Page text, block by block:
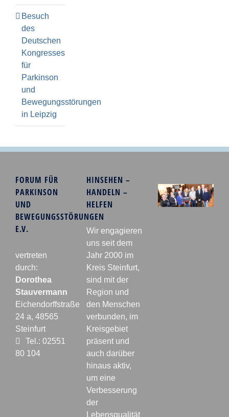
Besuch
des
Deutschen
Kongresses
für
Parkinson
und
Bewegungsstörungen
in Leipzig
FORUM FÜR
PARKINSON
UND
BEWEGUNGSSTÖRUNGEN
E.V.
vertreten
durch:
Dorothea
Stauvermann
Eichendorffstraße
24 a, 48565
Steinfurt
Tel.: 02551
80 104
HINSEHEN –
HANDELN –
HELFEN
Wir engagieren
uns seit dem
Jahr 2000 im
Kreis Steinfurt,
sind mit der
Region und
den Menschen
verbunden, im
Kreisgebiet
präsent und
auch darüber
hinaus aktiv,
um eine
Verbesserung
der
Lebensqualität